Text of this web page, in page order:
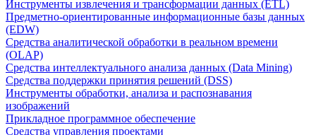
Инструменты извлечения и трансформации данных (ETL)
Предметно-ориентированные информационные базы данных
(EDW)
Средства аналитической обработки в реальном времени
(OLAP)
Средства интеллектуального анализа данных (Data Mining)
Средства поддержки принятия решений (DSS)
Инструменты обработки, анализа и распознавания
изображений
Прикладное программное обеспечение
Средства управления проектами